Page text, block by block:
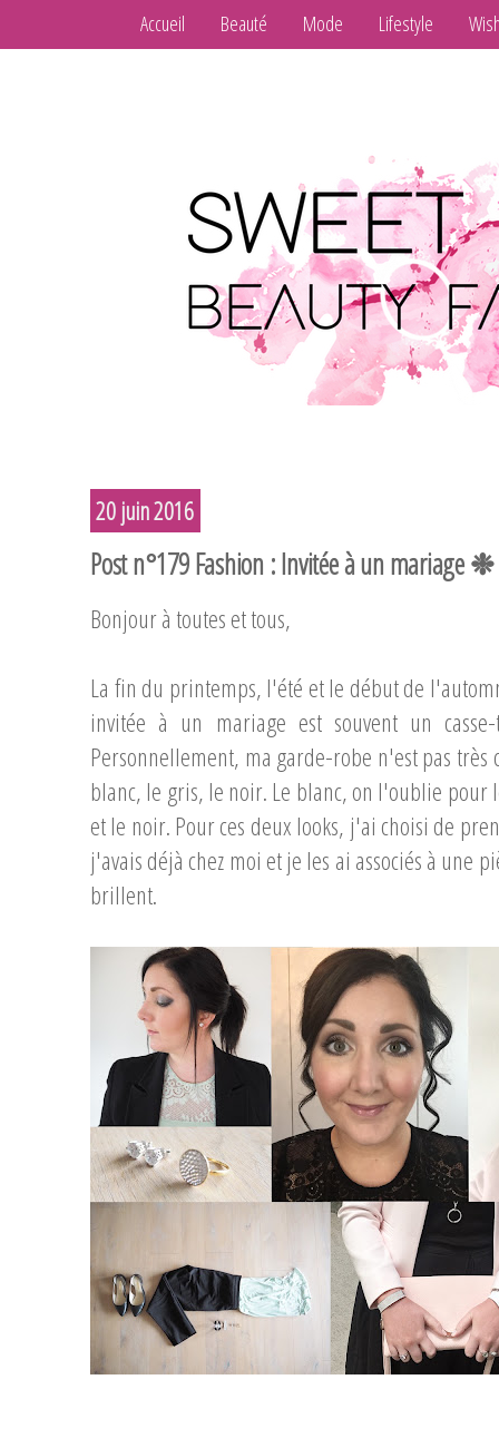
Accueil Beauté Mode Lifestyle
20 juin 2016
Post n°179 Fashion : Invitée à un mariage
Bonjour à toutes et tous,
La fin du printemps, l'été et le début de
invitée à un mariage est souvent un
Personnellement, ma garde-robe n'est pas
blanc, le gris, le noir. Le blanc, on l'oublie pour
et le noir. Pour ces deux looks, j'ai choisi de
j'avais déjà chez moi et je les ai associés à une
brillent.